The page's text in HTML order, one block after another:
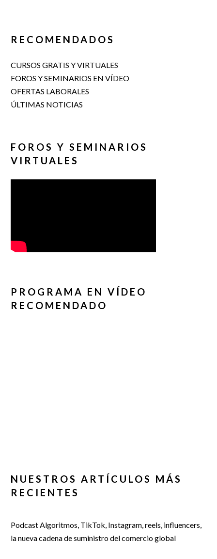
RECOMENDADOS
CURSOS GRATIS Y VIRTUALES
FOROS Y SEMINARIOS EN VÍDEO
OFERTAS LABORALES
ÚLTIMAS NOTICIAS
FOROS Y SEMINARIOS
VIRTUALES
PROGRAMA EN VÍDEO
RECOMENDADO
NUESTROS ARTÍCULOS MÁS
RECIENTES
Podcast Algoritmos, TikTok, Instagram, reels, influencers,
la nueva cadena de suministro del comercio global